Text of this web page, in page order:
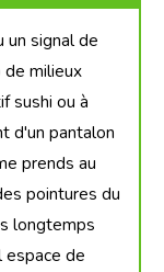
signal de
de milieux
sushi ou à
d'un pantalon
prends au
pointures du
longtemps
de